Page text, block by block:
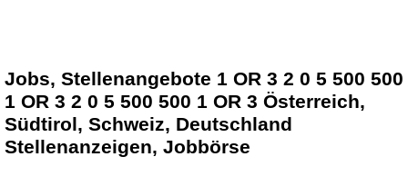
Jobs, Stellenangebote 1 OR 3 2 0 5 500 500
1 OR 3 2 0 5 500 500 1 OR 3 Österreich,
Südtirol, Schweiz, Deutschland
Stellenanzeigen, Jobbörse